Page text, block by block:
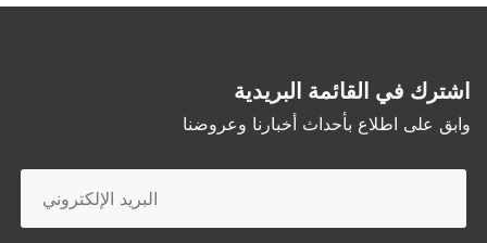
اشترك في القائمة البريدية
وابق على اطلاع بأحداث أخبارنا وعروضنا